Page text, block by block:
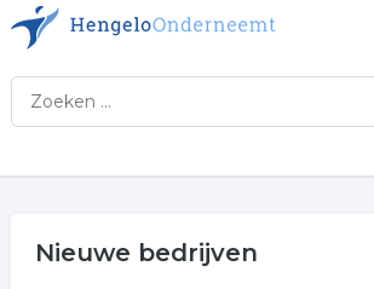
Nieuwe bedrijven